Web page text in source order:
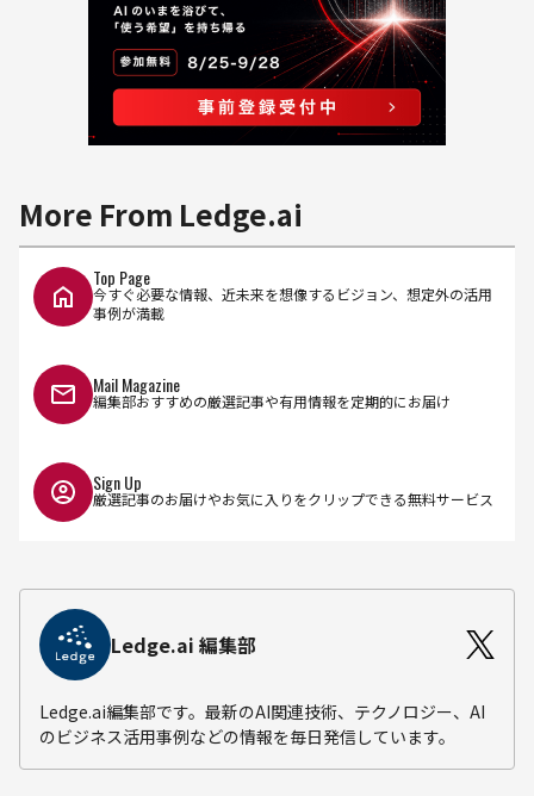
More From Ledge.ai
Top Page
今すぐ必要な情報、近未来を想像するビジョン、想定外の活用
事例が満載
Mail Magazine
編集部おすすめの厳選記事や有用情報を定期的にお届け
Sign Up
厳選記事のお届けやお気に入りをクリップできる無料サービス
Ledge.ai 編集部
Ledge.ai編集部です。最新のAI関連技術、テクノロジー、AI
のビジネス活用事例などの情報を毎日発信しています。